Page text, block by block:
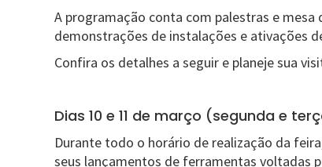
A programação conta com palestras e
demonstrações de instalações e ativações
Confira os detalhes a seguir e planeje sua
Dias 10 e 11 de março (segunda e
Durante todo o horário de realização da
seus lançamentos de ferramentas voltadas